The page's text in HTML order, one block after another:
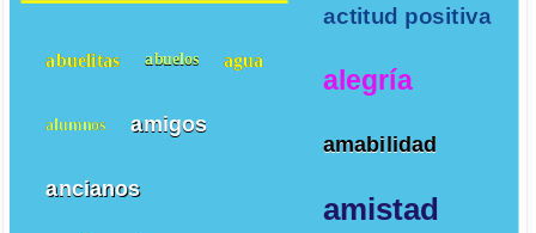
actitud positiva
alegría
amabilidad
amistad
abuelitas abuelos agua
alumnos amigos
ancianos